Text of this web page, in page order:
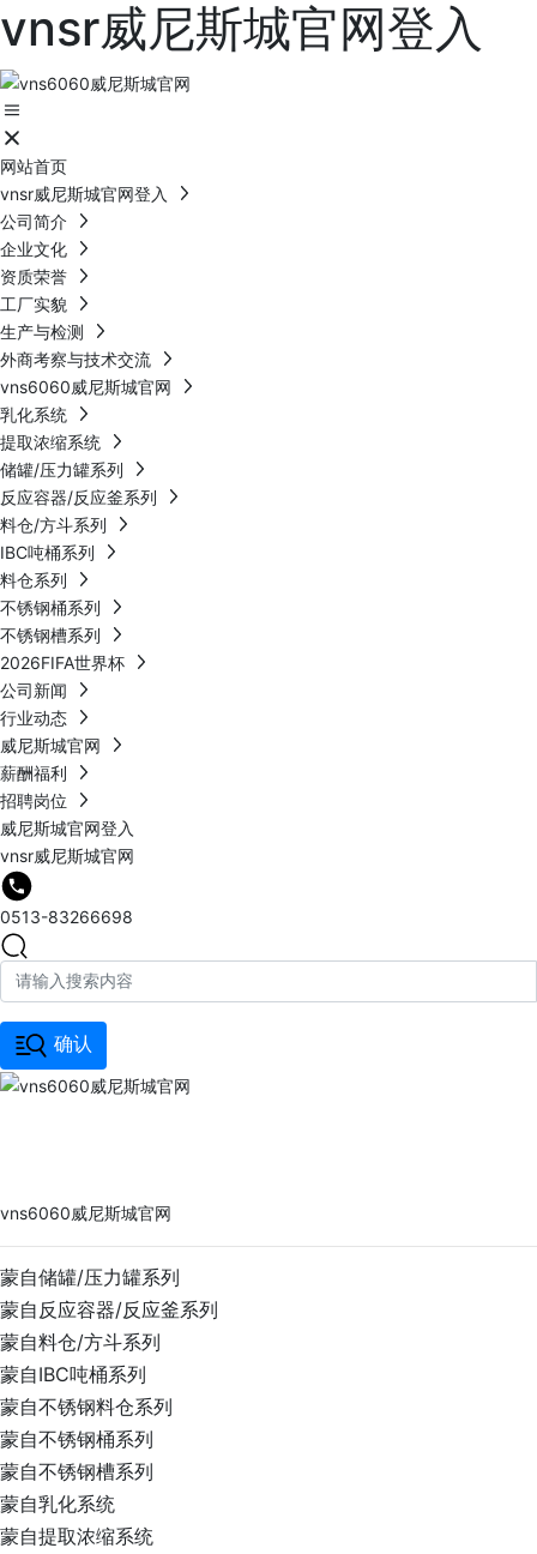
vnsr威尼斯城官网登入
网站首页
vnsr威尼斯城官网登入
公司简介
企业文化
资质荣誉
工厂实貌
生产与检测
外商考察与技术交流
vns6060威尼斯城官网
乳化系统
提取浓缩系统
储罐/压力罐系列
反应容器/反应釜系列
料仓/方斗系列
IBC吨桶系列
料仓系列
不锈钢桶系列
不锈钢槽系列
2026FIFA世界杯
公司新闻
行业动态
威尼斯城官网
薪酬福利
招聘岗位
威尼斯城官网登入
vnsr威尼斯城官网
0513-83266698
确认
vns6060威尼斯城官网
蒙自储罐/压力罐系列
蒙自反应容器/反应釜系列
蒙自料仓/方斗系列
蒙自IBC吨桶系列
蒙自不锈钢料仓系列
蒙自不锈钢桶系列
蒙自不锈钢槽系列
蒙自乳化系统
蒙自提取浓缩系统